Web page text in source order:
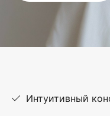
Интуитивный